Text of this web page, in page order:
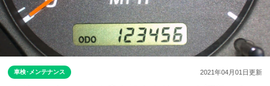
車検･メンテナンス 2021年04月01日更新